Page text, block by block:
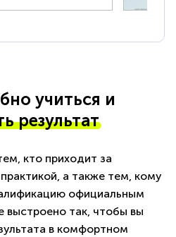
учиться и
результат
кто приходит за
а также тем, кому
официальным
так, чтобы вы
в комфортном